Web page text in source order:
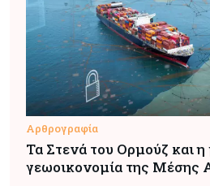
Αρθρογραφία
Τα Στενά του Ορμούζ και η
γεωοικονομία της Μέσης